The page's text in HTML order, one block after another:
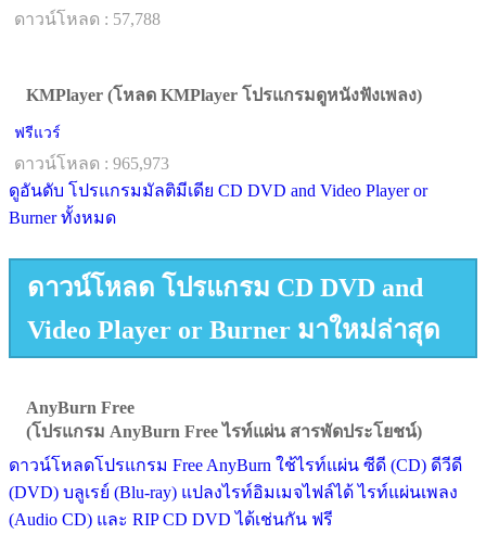
ดาวน์โหลด : 57,788
KMPlayer (โหลด KMPlayer โปรแกรมดูหนังฟังเพลง)
ฟรีแวร์
ดาวน์โหลด : 965,973
ดูอันดับ โปรแกรมมัลติมีเดีย CD DVD and Video Player or
Burner ทั้งหมด
ดาวน์โหลด โปรแกรม CD DVD and
Video Player or Burner มาใหม่ล่าสุด
AnyBurn Free
(โปรแกรม AnyBurn Free ไรท์แผ่น สารพัดประโยชน์)
ดาวน์โหลดโปรแกรม Free AnyBurn ใช้ไรท์แผ่น ซีดี (CD) ดีวีดี
(DVD) บลูเรย์ (Blu-ray) แปลงไรท์อิมเมจไฟล์ได้ ไรท์แผ่นเพลง
(Audio CD) และ RIP CD DVD ได้เช่นกัน ฟรี